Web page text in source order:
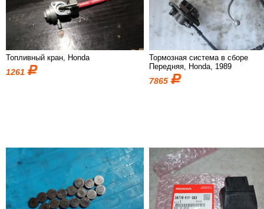
Топливный кран, Honda
1261
Тормозная система в сборе
Передняя, Honda, 1989
7865